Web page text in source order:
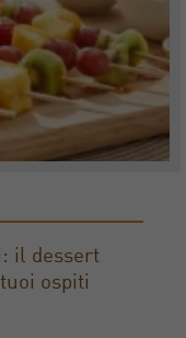
il dessert
ospiti